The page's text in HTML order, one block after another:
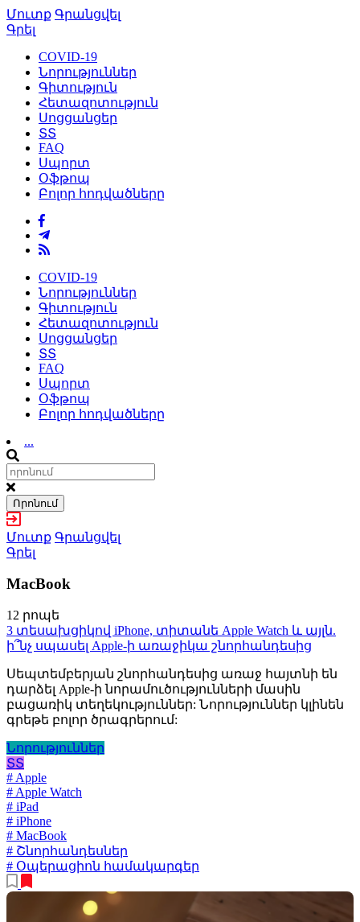
Մուտք Գրանցվել
Գրել
COVID-19
Նորություններ
Գիտություն
Հետազոտություն
Սոցցանցեր
ՏՏ
FAQ
Սպորտ
Օֆթոպ
Բոլոր հոդվածները
COVID-19
Նորություններ
Գիտություն
Հետազոտություն
Սոցցանցեր
ՏՏ
FAQ
Սպորտ
Օֆթոպ
Բոլոր հոդվածները
...
Որոնում
Մուտք Գրանցվել
Գրել
MacBook
12 րոպե
3 տեսախցիկով iPhone, տիտանե Apple Watch և այլն.
ի՞նչ սպասել Apple-ի առաջիկա շնորհանդեսից
Սեպտեմբերյան շնորհանդեսից առաջ հայտնի են
դարձել Apple-ի նորամուծությունների մասին
բացառիկ տեղեկություններ: Նորություններ կլինեն
գրեթե բոլոր ծրագրերում:
Նորություններ
ՏՏ
# Apple
# Apple Watch
# iPad
# iPhone
# MacBook
# Շնորհանդեսներ
# Օպերացիոն համակարգեր